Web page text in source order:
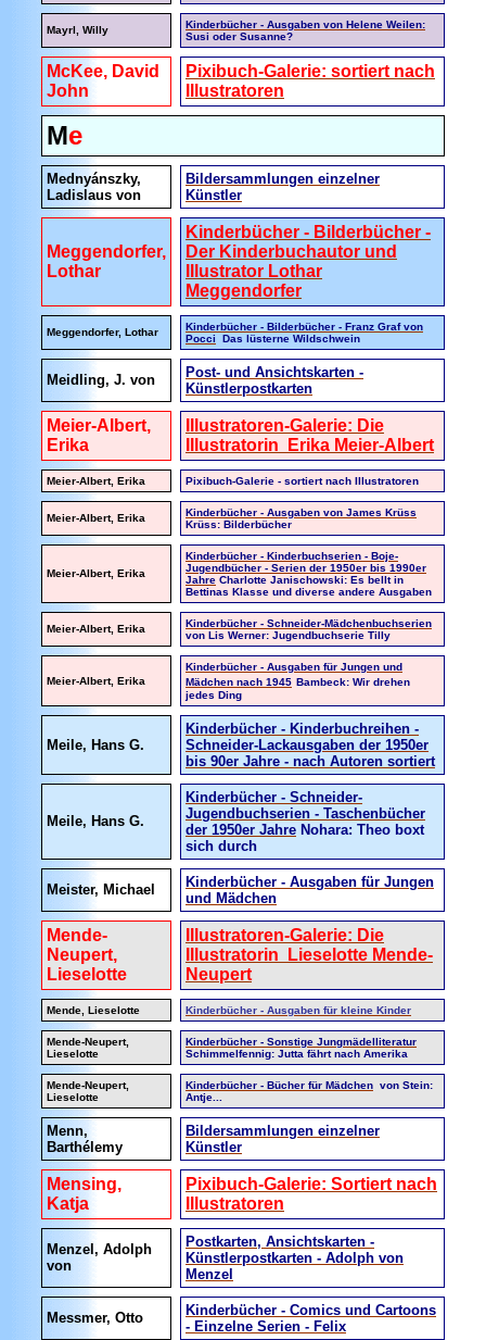
Mayrl, Willy
Kinderbücher - Ausgaben von Helene Weilen:
Susi oder Susanne?
McKee, David
John
Pixibuch-Galerie: sortiert nach
Illustratoren
Me
Mednyánszky,
Ladislaus von
Bildersammlungen einzelner
Künstler
Meggendorfer,
Lothar
Kinderbücher - Bilderbücher -
Der Kinderbuchautor und
Illustrator Lothar
Meggendorfer
Meggendorfer, Lothar
Kinderbücher - Bilderbücher - Franz Graf von
Pocci
Das lüsterne Wildschwein
Meidling, J. von
Post- und Ansichtskarten -
Künstlerpostkarten
Meier-Albert,
Erika
Illustratoren-Galerie: Die
Illustratorin Erika Meier-Albert
Meier-Albert, Erika Pixibuch-Galerie - sortiert nach Illustratoren
Meier-Albert, Erika
Kinderbücher - Ausgaben von James Krüss
Krüss: Bilderbücher
Meier-Albert, Erika
Kinderbücher - Kinderbuchserien - Boje-
Jugendbücher - Serien der 1950er bis 1990er
Jahre Charlotte Janischowski: Es bellt in
Bettinas Klasse und diverse andere Ausgaben
Meier-Albert, Erika
Kinderbücher - Schneider-Mädchenbuchserien
von Lis Werner: Jugendbuchserie Tilly
Meier-Albert, Erika
Kinderbücher - Ausgaben für Jungen und
Mädchen nach 1945 Bambeck: Wir drehen
jedes Ding
Meile, Hans G.
Kinderbücher - Kinderbuchreihen -
Schneider-Lackausgaben der 1950er
bis 90er Jahre - nach Autoren sortiert
Meile, Hans G.
Kinderbücher - Schneider-
Jugendbuchserien - Taschenbücher
der 1950er Jahre Nohara: Theo boxt
sich durch
Meister, Michael
Kinderbücher - Ausgaben für Jungen
und Mädchen
Mende-
Neupert,
Lieselotte
Illustratoren-Galerie: Die
Illustratorin Lieselotte Mende-
Neupert
Mende, Lieselotte Kinderbücher - Ausgaben für kleine Kinder
Mende-Neupert,
Lieselotte
Kinderbücher - Sonstige Jungmädelliteratur
Schimmelfennig: Jutta fährt nach Amerika
Mende-Neupert,
Lieselotte
Kinderbücher - Bücher für Mädchen von Stein:
Antje...
Menn,
Barthélemy
Bildersammlungen einzelner
Künstler
Mensing,
Katja
Pixibuch-Galerie: Sortiert nach
Illustratoren
Menzel, Adolph
von
Postkarten, Ansichtskarten -
Künstlerpostkarten - Adolph von
Menzel
Messmer, Otto
Kinderbücher - Comics und Cartoons
- Einzelne Serien - Felix